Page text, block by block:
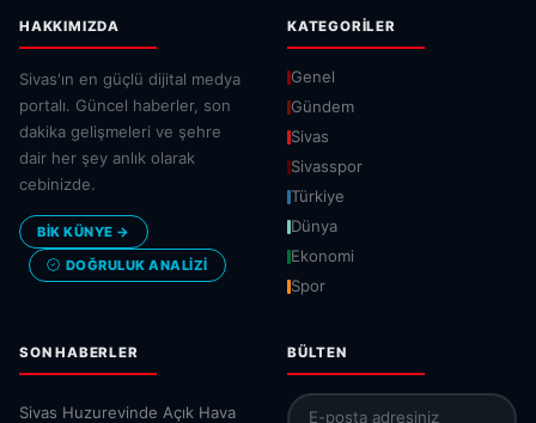
HAKKIMIZDA
Sivas'ın en güçlü dijital medya
portalı. Güncel haberler, son
dakika gelişmeleri ve şehre
dair her şey anlık olarak
cebinizde.
BİK KÜNYE →
DOĞRULUK ANALIZI
KATEGORILER
Genel
Gündem
Sivas
Sivasspor
Türkiye
Dünya
Ekonomi
Spor
SON HABERLER
Sivas Huzurevinde Açık Hava
BÜLTEN